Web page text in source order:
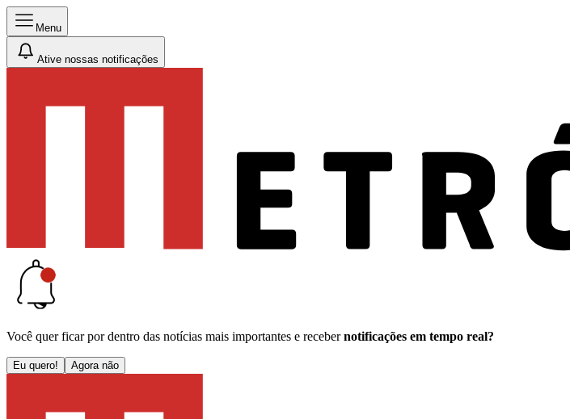
Menu
Ative nossas notificações
Você quer ficar por dentro das notícias mais importantes e receber notificações em tempo real?
Eu quero! Agora não